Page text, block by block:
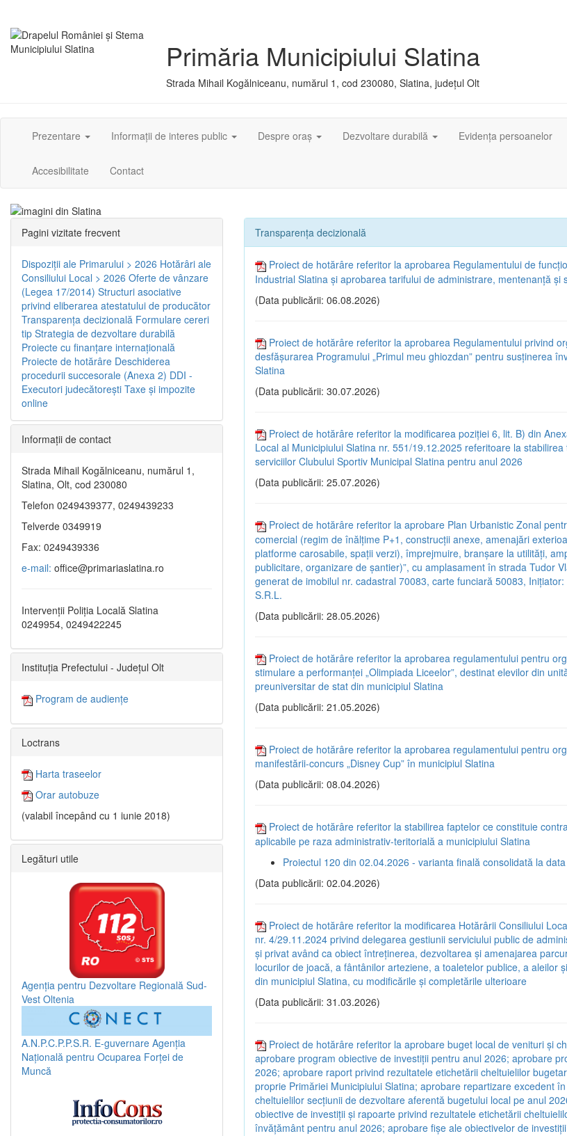
Primăria Municipiului Slatina
Strada Mihail Kogălniceanu, numărul 1, cod 230080, Slatina, județul Olt
Prezentare Informații de interes public Despre oraș Dezvoltare durabilă Evidența persoanelor
Accesibilitate Contact
Transparența decizională
Proiect de hotărâre referitor la aprobarea Regulamentului de
Industrial Slatina şi aprobarea tarifului de administrare, mentenanţă şi
(Data publicării: 06.08.2026)
Proiect de hotărâre referitor la aprobarea Regulamentului privind
desfășurarea Programului „Primul meu ghiozdan” pentru susținerea
Slatina
(Data publicării: 30.07.2026)
Proiect de hotărâre referitor la modificarea poziției 6, lit. B) din
Local al Municipiului Slatina nr. 551/19.12.2025 referitoare la
serviciilor Clubului Sportiv Municipal Slatina pentru anul 2026
(Data publicării: 25.07.2026)
Proiect de hotărâre referitor la aprobare Plan Urbanistic Zonal
comercial (regim de înălțime P+1, construcții anexe, amenajări
platforme carosabile, spații verzi), împrejmuire, branșare la utilități,
publicitare, organizare de șantier)”, cu amplasament în strada Tudor
generat de imobilul nr. cadastral 70083, carte funciară 50083, Inițiator:
S.R.L.
(Data publicării: 28.05.2026)
Proiect de hotărâre referitor la aprobarea regulamentului pentru
stimulare a performanței „Olimpiada Liceelor”, destinat elevilor din
preuniversitar de stat din municipiul Slatina
(Data publicării: 21.05.2026)
Proiect de hotărâre referitor la aprobarea regulamentului pentru
manifestării-concurs „Disney Cup” în municipiul Slatina
(Data publicării: 08.04.2026)
Proiect de hotărâre referitor la stabilirea faptelor ce constituie
aplicabile pe raza administrativ-teritorială a municipiului Slatina
Proiectul 120 din 02.04.2026 - varianta finală consolidată la
(Data publicării: 02.04.2026)
Proiect de hotărâre referitor la modificarea Hotărârii Consiliului
nr. 4/29.11.2024 privind delegarea gestiunii serviciului public de
și privat având ca obiect întreținerea, dezvoltarea și amenajarea
locurilor de joacă, a fântânilor arteziene, a toaletelor publice, a aleilor
din municipiul Slatina, cu modificările și completările ulterioare
(Data publicării: 31.03.2026)
Proiect de hotărâre referitor la aprobare buget local de venituri și
aprobare program obiective de investiții pentru anul 2026; aprobare
2026; aprobare raport privind rezultatele etichetării cheltuielilor
proprie Primăriei Municipiului Slatina; aprobare repartizare excedent
cheltuielilor secțiunii de dezvoltare aferentă bugetului local pe anul
obiective de investiții și rapoarte privind rezultatele etichetării
învățământ pentru anul 2026; aprobare fișe ale obiectivelor de investiții
Pagini vizitate frecvent
Dispoziţii ale Primarului > 2026 Hotărâri ale
Consiliului Local > 2026 Oferte de vânzare
(Legea 17/2014) Structuri asociative
privind eliberarea atestatului de producător
Transparenţa decizională Formulare cereri
tip Strategia de dezvoltare durabilă
Proiecte cu finanţare internaţională
Proiecte de hotărâre Deschiderea
procedurii succesorale (Anexa 2) DDI -
Executori judecătorești Taxe şi impozite
online
Informaţii de contact
Strada Mihail Kogălniceanu, numărul 1,
Slatina, Olt, cod 230080
Telefon 0249439377, 0249439233
Telverde 0349919
Fax: 0249439336
e-mail: office@primariaslatina.ro
Intervenții Poliția Locală Slatina
0249954, 0249422245
Instituția Prefectului - Județul Olt
Program de audiențe
Loctrans
Harta traseelor
Orar autobuze
(valabil începând cu 1 iunie 2018)
Legături utile
Agenția pentru Dezvoltare Regională Sud-
Vest Oltenia
A.N.P.C.P.P.S.R. E-guvernare Agenția
Națională pentru Ocuparea Forței de
Muncă